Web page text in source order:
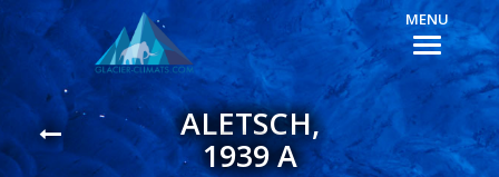
MENU
ALETSCH,
1939 A